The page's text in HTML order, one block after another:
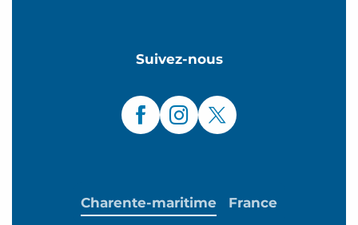
Suivez-nous
Charente-maritime France